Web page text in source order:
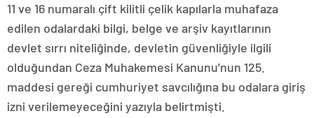
11 ve 16 numaralı çift kilitli çelik kapılarla muhafaza
edilen odalardaki bilgi, belge ve arşiv kayıtlarının
devlet sırrı niteliğinde, devletin güvenliğiyle ilgili
olduğundan Ceza Muhakemesi Kanunu’nun 125.
maddesi gereği cumhuriyet savcılığına bu odalara giriş
izni verilemeyeceğini yazıyla belirtmişti.